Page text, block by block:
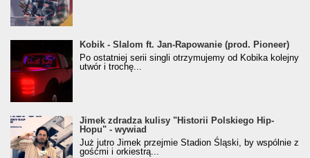
Kobik - Slalom ft. Jan-Rapowanie (prod. Pioneer)
[Official Music Visualiser]
Kobik - Slalom ft. Jan-Rapowanie (prod. Pioneer)
Po ostatniej serii singli otrzymujemy od Kobika kolejny
utwór i trochę...
Jimek zdradza kulisy "Historii Polskiego Hip-
Hopu" - wywiad
Jimek zdradza kulisy "Historii Polskiego Hip-
Hopu" - wywiad
Już jutro Jimek przejmie Stadion Śląski, by wspólnie z
gośćmi i orkiestrą...